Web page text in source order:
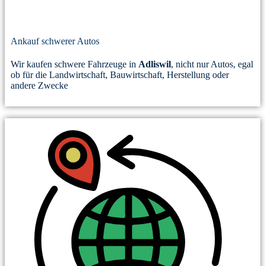
Ankauf schwerer Autos
Wir kaufen schwere Fahrzeuge in Adliswil, nicht nur Autos, egal
ob für die Landwirtschaft, Bauwirtschaft, Herstellung oder
andere Zwecke